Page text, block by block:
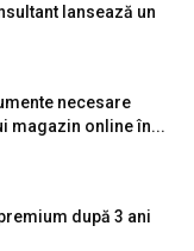
lansează un
necesare
magazin online în...
după 3 ani